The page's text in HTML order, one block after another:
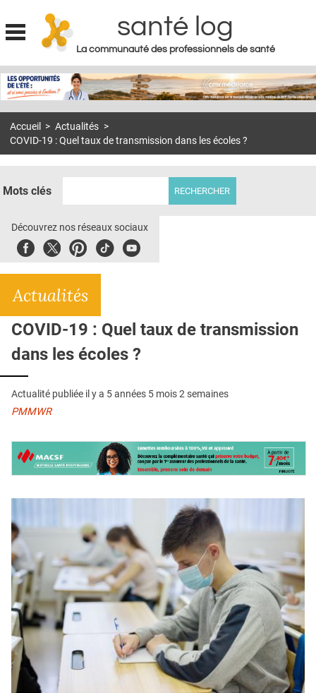
Jump to navigation
santé log
La communauté des professionnels de santé
MON COMPTE
S'ABONNER À LA REVUE SOIN À DOMICILE
DOSSIERS
E-REVUE SAD
L'APP
QUI SOMMES-NOUS ?
PUBLICITÉ
CONDITIONS GÉNÉRALES
CONTACT
Accueil > Actualités >
COVID-19 : Quel taux de transmission dans les écoles ?
Mots clés
Découvrez nos réseaux sociaux
FacebookTwitterPinterest
TiktokYoubute
Actualités
COVID-19 : Quel taux de transmission
dans les écoles ?
Actualité publiée il y a 5 années 5 mois 2 semaines
PMMWR